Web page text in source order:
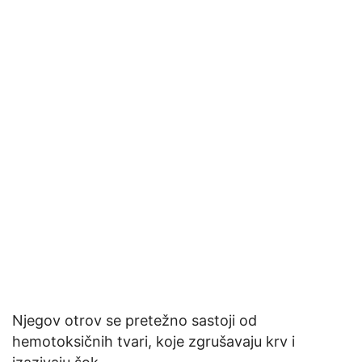
Njegov otrov se pretežno sastoji od
hemotoksičnih tvari, koje zgrušavaju krv i